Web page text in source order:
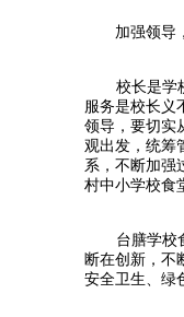
加强领导，
校长是学
服务是校长义
领导，要切实
观出发，统筹
系，不断加强
村中小学校食
台膳学校
断在创新，不
安全卫生、绿